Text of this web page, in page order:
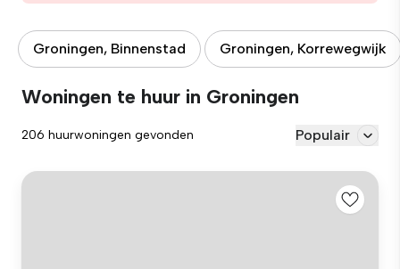
Groningen, Binnenstad Groningen, Korrewegwijk
Woningen te huur in Groningen
206 huurwoningen gevonden Populair